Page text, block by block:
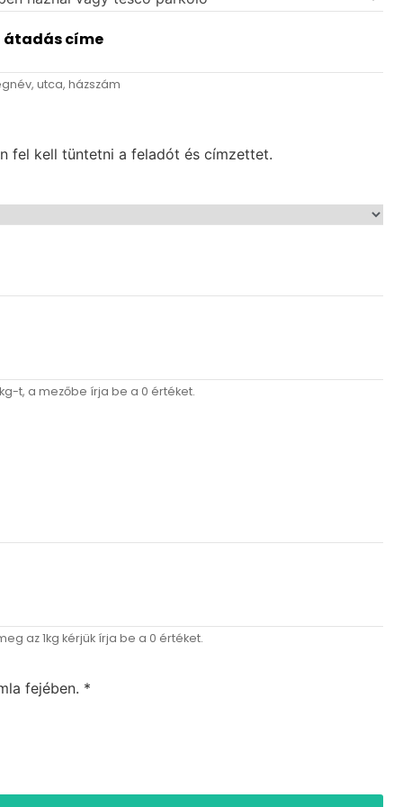
átadás címe
utca, házszám
fel kell tüntetni a feladót és címzettet.
t, a mezőbe írja be a 0 értéket.
az 1kg kérjük írja be a 0 értéket.
fejében. *